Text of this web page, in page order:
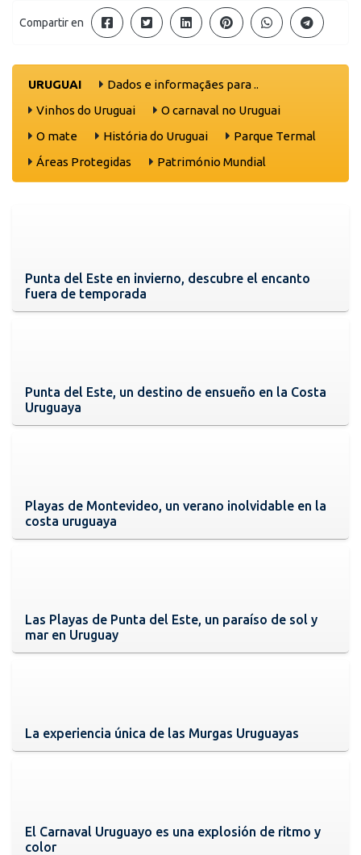
Compartir en
URUGUAI
Dados e informaçães para ..
Vinhos do Uruguai
O carnaval no Uruguai
O mate
História do Uruguai
Parque Termal
Áreas Protegidas
Património Mundial
Punta del Este en invierno, descubre el encanto
fuera de temporada
Punta del Este, un destino de ensueño en la Costa
Uruguaya
Playas de Montevideo, un verano inolvidable en la
costa uruguaya
Las Playas de Punta del Este, un paraíso de sol y
mar en Uruguay
La experiencia única de las Murgas Uruguayas
El Carnaval Uruguayo es una explosión de ritmo y
color